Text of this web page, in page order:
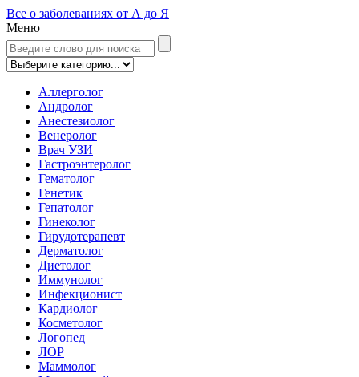
Все о заболеваниях от А до Я
Меню
Аллерголог
Андролог
Анестезиолог
Венеролог
Врач УЗИ
Гастроэнтеролог
Гематолог
Генетик
Гепатолог
Гинеколог
Гирудотерапевт
Дерматолог
Диетолог
Иммунолог
Инфекционист
Кардиолог
Косметолог
Логопед
ЛОР
Маммолог